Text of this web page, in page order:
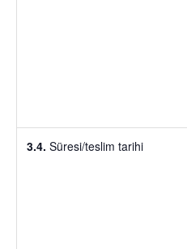
3.4. Süresi/teslim tarihi